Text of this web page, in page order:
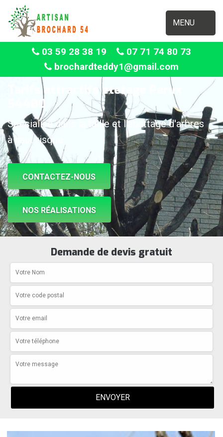
MENU
03 59 28 38 19
07 71 74 80 73
brochardteddy1@gmail.com
Tarifs attractifs etetage Parux
54480
Spécialisé dans la taille et l'abattage d'arbres
à haut risque
CONTACTEZ-NOUS
NOS RÉALISATIONS
Demande de devis gratuit